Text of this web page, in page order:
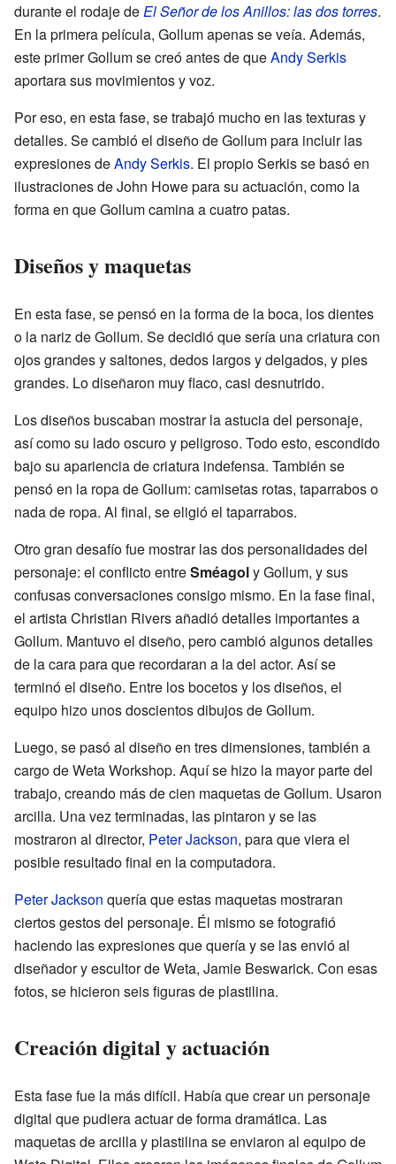
durante el rodaje deEl Señor de los Anillos: las dos torres.
En la primera película, Gollum apenas se veía. Además,
este primer Gollum se creó antes de queAndy Serkis
aportara sus movimientos y voz.
Por eso, en esta fase, se trabajó mucho en las texturas y
detalles. Se cambió el diseño de Gollum para incluir las
expresiones deAndy Serkis. El propio Serkis se basó en
ilustraciones de John Howe para su actuación, como la
forma en que Gollum camina a cuatro patas.
Diseños y maquetas
En esta fase, se pensó en la forma de la boca, los dientes
o la nariz de Gollum. Se decidió que sería una criatura con
ojos grandes y saltones, dedos largos y delgados, y pies
grandes. Lo diseñaron muy flaco, casi desnutrido.
Los diseños buscaban mostrar la astucia del personaje,
así como su lado oscuro y peligroso. Todo esto, escondido
bajo su apariencia de criatura indefensa. También se
pensó en la ropa de Gollum: camisetas rotas, taparrabos o
nada de ropa. Al final, se eligió el taparrabos.
Otro gran desafío fue mostrar las dos personalidades del
personaje: el conflicto entreSméagoly Gollum, y sus
confusas conversaciones consigo mismo. En la fase final,
el artista Christian Rivers añadió detalles importantes a
Gollum. Mantuvo el diseño, pero cambió algunos detalles
de la cara para que recordaran a la del actor. Así se
terminó el diseño. Entre los bocetos y los diseños, el
equipo hizo unos doscientos dibujos de Gollum.
Luego, se pasó al diseño en tres dimensiones, también a
cargo de Weta Workshop. Aquí se hizo la mayor parte del
trabajo, creando más de cien maquetas de Gollum. Usaron
arcilla. Una vez terminadas, las pintaron y se las
mostraron al director, Peter Jackson, para que viera el
posible resultado final en la computadora.
Peter Jackson quería que estas maquetas mostraran
ciertos gestos del personaje. Él mismo se fotografió
haciendo las expresiones que quería y se las envió al
diseñador y escultor de Weta, Jamie Beswarick. Con esas
fotos, se hicieron seis figuras de plastilina.
Creación digital y actuación
Esta fase fue la más difícil. Había que crear un personaje
digital que pudiera actuar de forma dramática. Las
maquetas de arcilla y plastilina se enviaron al equipo de